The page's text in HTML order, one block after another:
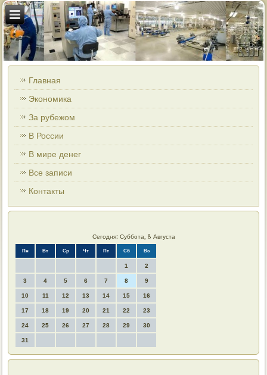
Главная
Экономика
За рубежом
В России
В мире денег
Все записи
Контакты
Сегодня: Суббота, 8 Августа
Пн Вт Ср Чт Пт Сб Вс
1 2
3 4 5 6 7 8 9
10 11 12 13 14 15 16
17 18 19 20 21 22 23
24 25 26 27 28 29 30
31